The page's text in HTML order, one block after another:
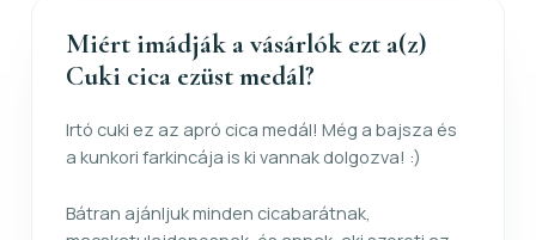
Miért imádják a vásárlók ezt a(z)
Cuki cica ezüst medál?
Irtó cuki ez az apró cica medál! Még a bajsza és
a kunkori farkincája is ki vannak dolgozva! :)
Bátran ajánljuk minden cicabarátnak,